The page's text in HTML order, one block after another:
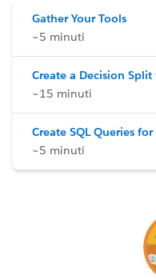
Gather Your Tools
~5 minuti
Create a Decision
~15 minuti
Create SQL Queries
~5 minuti